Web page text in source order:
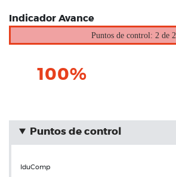
Indicador Avance
Puntos de control: 2 de 2
100%
Puntos de control
IduComp